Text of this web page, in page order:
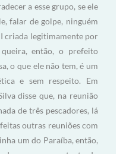
a esse grupo, se ele
falar de golpe, ninguém
criada legitimamente por
então, o prefeito
o que ele não tem, é um
e sem respeito. Em
disse que, na reunião
de três pescadores, lá
outras reuniões com
um do Paraíba, então,